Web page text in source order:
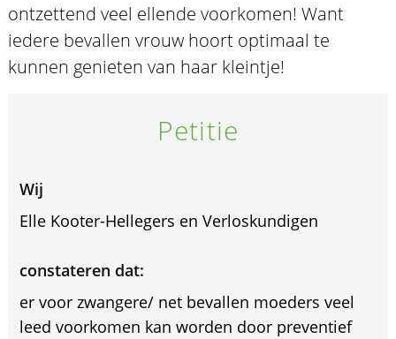
ontzettend veel ellende voorkomen! Want
iedere bevallen vrouw hoort optimaal te
kunnen genieten van haar kleintje!
Petitie
Wij
Elle Kooter-Hellegers en Verloskundigen
constateren dat:
er voor zwangere/ net bevallen moeders veel
leed voorkomen kan worden door preventief